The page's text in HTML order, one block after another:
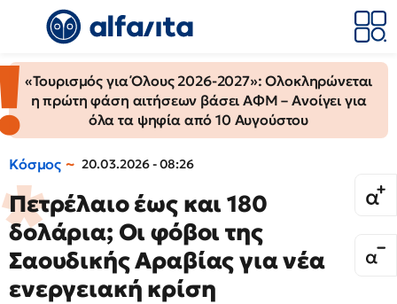
«Τουρισμός για Όλους 2026-2027»: Ολοκληρώνεται
η πρώτη φάση αιτήσεων βάσει ΑΦΜ – Ανοίγει για
όλα τα ψηφία από 10 Αυγούστου
Κόσμος 20.03.2026 - 08:26
Πετρέλαιο έως και 180
δολάρια; Οι φόβοι της
Σαουδικής Αραβίας για νέα
ενεργειακή κρίση